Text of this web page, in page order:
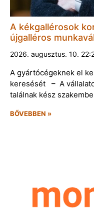
A kékgallérosok
újgalléros
2026. augusztus. 10.
A gyártócégeknek el
keresését – A
találnak kész
BŐVEBBEN »